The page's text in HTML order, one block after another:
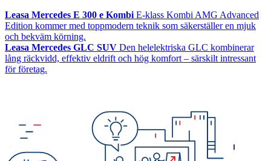
Leasa Mercedes E 300 e Kombi E-klass Kombi AMG Advanced
Edition kommer med toppmodern teknik som säkerställer en mjuk
och bekväm körning.
Leasa Mercedes GLC SUV Den helelektriska GLC kombinerar
lång räckvidd, effektiv eldrift och hög komfort – särskilt intressant
för företag.